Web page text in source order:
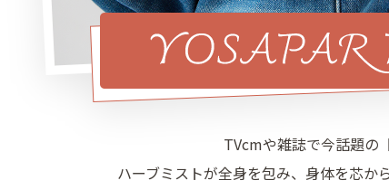
TVcmや雑誌で今話題の
ハーブミストが全身を包み、身体を芯か